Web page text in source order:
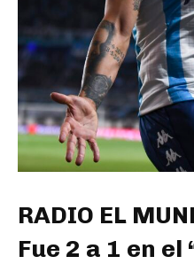
RADIO EL
Fue 2 a 1 en el